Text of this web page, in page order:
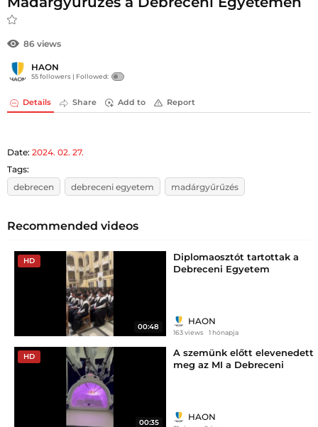
86 views
HAON
55 followers | Followed:
Details Share Add to Report
Date: 2024. 02. 27.
Tags:
debrecen
debreceni egyetem madárgyűrűzés
Recommended videos
HD
00:48
Diplomaosztót tartottak a
Debreceni Egyetem
HAON
163 views 1 hónapja
HD
00:35
A szemünk előtt elevenedett
meg az MI a Debreceni
HAON